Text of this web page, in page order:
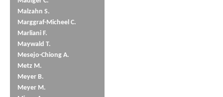
Malzahn S.
Marggraf-Micheel C.
Marliani F.
Maywald T.
Mesejo-Chiong A.
Metz M.
Meyer B.
Meyer M.